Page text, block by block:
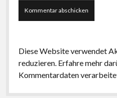
Diese Website verwendet
reduzieren. Erfahre mehr
Kommentardaten